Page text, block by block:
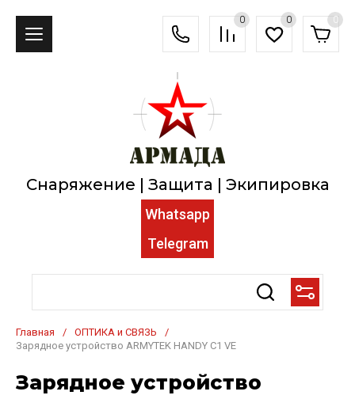
0 0 0
Снаряжение | Защита | Экипировка
Whatsapp
Telegram
Главная / ОПТИКА и СВЯЗЬ
/
Зарядное устройство ARMYTEK HANDY C1 VE
Зарядное устройство